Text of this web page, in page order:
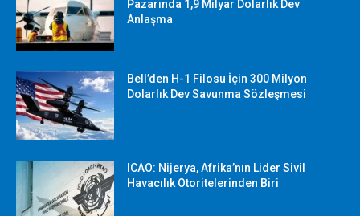
Pazarında 1,9 Milyar Dolarlık Dev
Anlaşma
Bell’den H-1 Filosu İçin 300 Milyon
Dolarlık Dev Savunma Sözleşmesi
ICAO: Nijerya, Afrika’nın Lider Sivil
Havacılık Otoritelerinden Biri